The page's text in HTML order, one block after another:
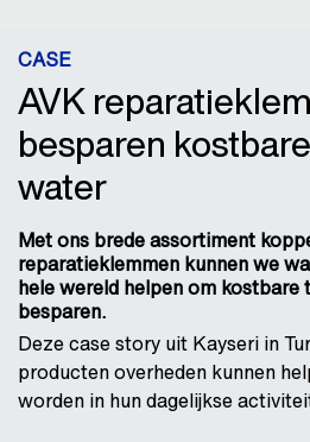
CASE
AVK
besparen
water
Met ons brede assortiment
reparatieklemmen kunnen we
hele wereld helpen om kostbare
besparen.
Deze case story uit Kayseri in
producten overheden kunnen
worden in hun dagelijkse